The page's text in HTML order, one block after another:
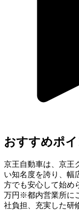
おすすめポイ
京王自動車は、京王
い知名度を誇り、幅
方でも安心して始め
万円※都内営業所に
社負担、充実した研